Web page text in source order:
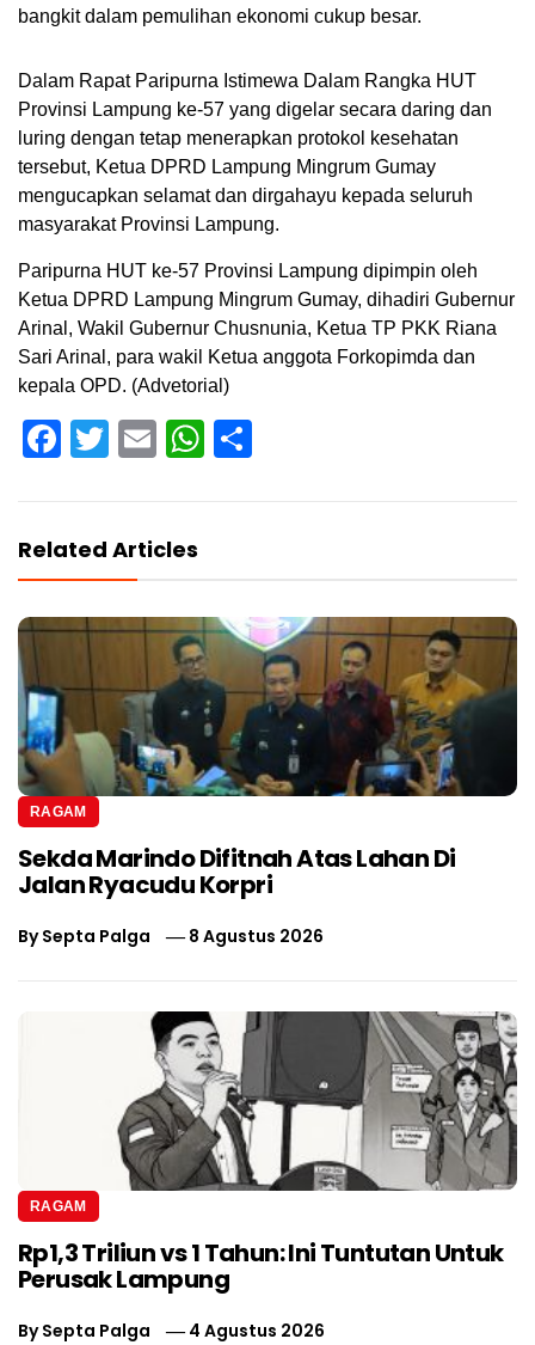
bangkit dalam pemulihan ekonomi cukup besar.
Dalam Rapat Paripurna Istimewa Dalam Rangka HUT
Provinsi Lampung ke-57 yang digelar secara daring dan
luring dengan tetap menerapkan protokol kesehatan
tersebut, Ketua DPRD Lampung Mingrum Gumay
mengucapkan selamat dan dirgahayu kepada seluruh
masyarakat Provinsi Lampung.
Paripurna HUT ke-57 Provinsi Lampung dipimpin oleh
Ketua DPRD Lampung Mingrum Gumay, dihadiri Gubernur
Arinal, Wakil Gubernur Chusnunia, Ketua TP PKK Riana
Sari Arinal, para wakil Ketua anggota Forkopimda dan
kepala OPD. (Advetorial)
Facebook
Twitter
EmailWhatsApp
Related Articles
RAGAM
Sekda Marindo Difitnah Atas Lahan Di
Jalan Ryacudu Korpri
BySepta Palga 8 Agustus 2026
RAGAM
Rp1,3 Triliun vs 1 Tahun: Ini Tuntutan Untuk
Perusak Lampung
BySepta Palga 4 Agustus 2026